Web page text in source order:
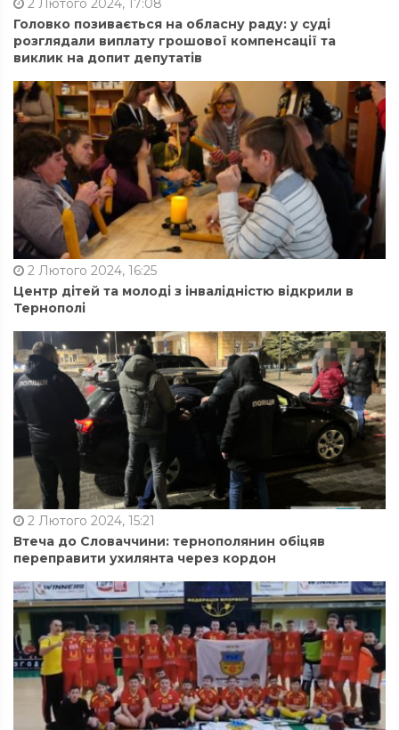
2 Лютого 2024, 17:08
Головко позивається на обласну раду: у суді
розглядали виплату грошової компенсації та
виклик на допит депутатів
2 Лютого 2024, 16:25
Центр дітей та молоді з інвалідністю відкрили в
Тернополі
2 Лютого 2024, 15:21
Втеча до Словаччини: тернополянин обіцяв
переправити ухилянта через кордон